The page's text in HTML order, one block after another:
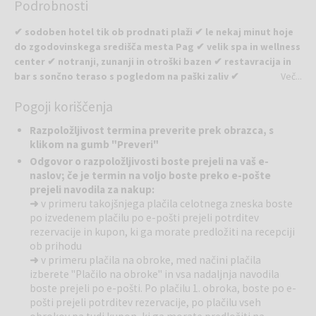
satelitsko televizijo, brezplačnim WiFi-jem, sefom in minibarom.
toaletnim priborom. Balkon nudi pogled na morje ali park in
omogoča prijetno sproščanje po dnevu ob morju ali v mestu.
Podrobnosti
✔ sodoben hotel tik ob prodnati plaži ✔ le nekaj minut hoje
do zgodovinskega središča mesta Pag ✔ velik spa in wellness
center ✔ notranji, zunanji in otroški bazen ✔ restavracija in
bar s sončno teraso s pogledom na paški zaliv ✔
Hotel Pagusse nahaja v izjemni legi tik ob morju, v bližini starega
udobje in sproščeno vzdušje ter je primeren tako za pare kot za
družine. Vse sobe so klimatizirane in opremljene z balkonom, s
pogledom na morje ali park, ter nudijo prijetno okolje za brezskrben
oddih.
Wellness:Spa in wellness center se razprostira na približno 1.000
m² in je zasnovan kot oaza sprostitve. Na voljo so finska savna,
masažna kad, Kneipp prha, solariji ter fitnes. Gostje lahko izbirajo
med pestro ponudbo masaž in lepotnih tretmajev, ki poskrbijo za
popolno regeneracijo telesa in duha.
Bazeni: Hotel ponuja notranji bazen, zunanji bazen ter manjši otroški
bazen. Bazenski del je primeren tako za sproščeno plavanje kot za
družinsko preživljanje časa, z možnostjo počitka na ležalnikih v
toplejših mesecih.
Več...
Pogoji koriščenja
Razpoložljivost termina preverite prek obrazca, s
klikom na gumb "Preveri"
Odgovor o razpoložljivosti boste prejeli na vaš e-
naslov; če je termin na voljo boste preko e-pošte
prejeli navodila za nakup:
➜ v primeru takojšnjega plačila celotnega zneska boste
po izvedenem plačilu po e-pošti prejeli potrditev
rezervacije in kupon, ki ga morate predložiti na recepciji
ob prihodu
➜ v primeru plačila na obroke, med načini plačila
izberete "Plačilo na obroke" in vsa nadaljnja navodila
boste prejeli po e-pošti. Po plačilu 1. obroka, boste po e-
pošti prejeli potrditev rezervacije, po plačilu vseh